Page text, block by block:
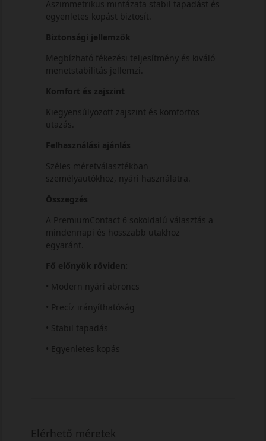
Aszimmetrikus mintázata stabil tapadást és
egyenletes kopást biztosít.
Biztonsági jellemzők
Megbízható fékezési teljesítmény és kiváló
menetstabilitás jellemzi.
Komfort és zajszint
Kiegyensúlyozott zajszint és komfortos
utazás.
Felhasználási ajánlás
Széles méretválasztékban
személyautókhoz, nyári használatra.
Összegzés
A PremiumContact 6 sokoldalú választás a
mindennapi és hosszabb utakhoz
egyaránt.
Fő előnyök röviden:
• Modern nyári abroncs
• Precíz irányíthatóság
• Stabil tapadás
• Egyenletes kopás
Elérhető méretek